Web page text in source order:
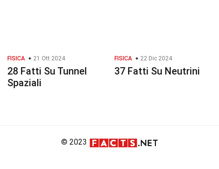
FISICA 21 Ott 2024
28 Fatti Su Tunnel
Spaziali
FISICA 22 Dic 2024
37 Fatti Su Neutrini
© 2023